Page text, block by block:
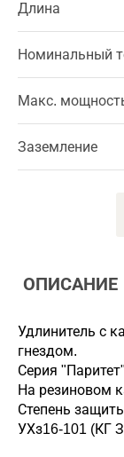
Длина
Номинальный
Макс.
Заземление
ОПИСАНИЕ
Удлинитель с
гнездом.
Серия
На резиновом
Степень
УХз16-101 (КГ